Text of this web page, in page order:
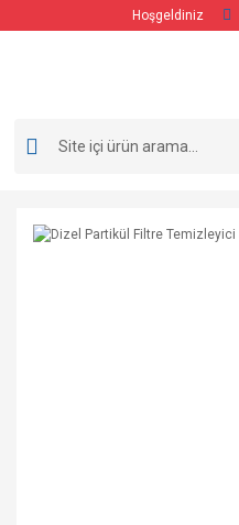
Hoşgeldiniz